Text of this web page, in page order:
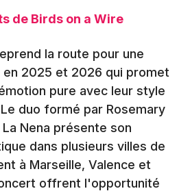
de Birds on a Wire
la route pour une
en 2025 et 2026 qui promet
pure avec leur style
duo formé par Rosemary
Nena présente son
dans plusieurs villes de
à Marseille, Valence et
offrent l'opportunité